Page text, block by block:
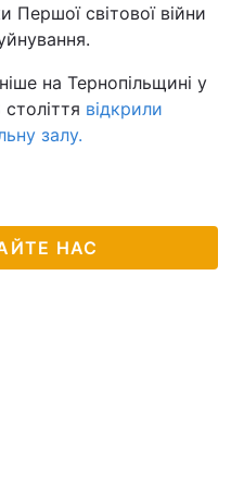
Першої світової війни
на Тернопільщині у
відкрили
залу.
НАС